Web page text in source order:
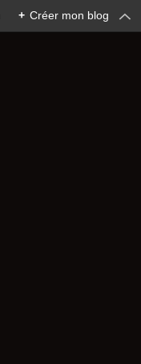
+ Créer mon blog